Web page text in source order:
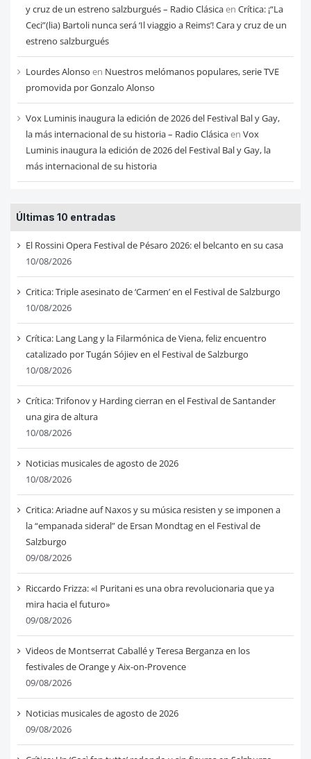
y cruz de un estreno salzburgués – Radio Clásicaen Crítica: ¡“La
Ceci”(lia) Bartoli nunca será ‘Il viaggio a Reims’! Cara y cruz de un
estreno salzburgués
Lourdes Alonso en Nuestros melómanos populares, serie TVE
promovida por Gonzalo Alonso
Vox Luminis inaugura la edición de 2026 del Festival Bal y Gay,
la más internacional de su historia – Radio Clásicaen Vox
Luminis inaugura la edición de 2026 del Festival Bal y Gay, la
más internacional de su historia
Últimas 10 entradas
El Rossini Opera Festival de Pésaro 2026: el belcanto en su casa
10/08/2026
Critica: Triple asesinato de ‘Carmen’ en el Festival de Salzburgo
10/08/2026
Crítica: Lang Lang y la Filarmónica de Viena, feliz encuentro
catalizado por Tugán Sójiev en el Festival de Salzburgo
10/08/2026
Crítica: Trifonov y Harding cierran en el Festival de Santander
una gira de altura
10/08/2026
Noticias musicales de agosto de 2026
10/08/2026
Critica: Ariadne auf Naxos y su música resisten y se imponen a
la “empanada sideral” de Ersan Mondtag en el Festival de
Salzburgo
09/08/2026
Riccardo Frizza: «I Puritani es una obra revolucionaria que ya
mira hacia el futuro»
09/08/2026
Videos de Montserrat Caballé y Teresa Berganza en los
festivales de Orange y Aix-on-Provence
09/08/2026
Noticias musicales de agosto de 2026
09/08/2026